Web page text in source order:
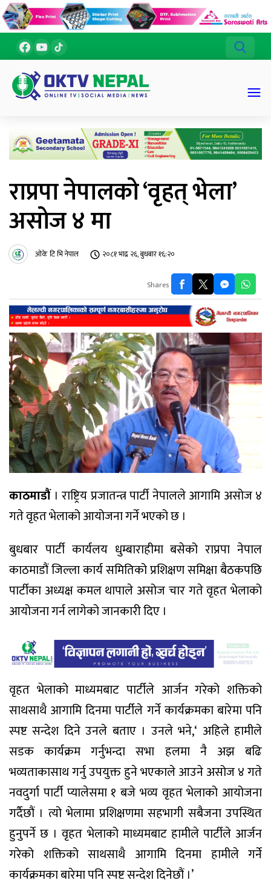
राप्रपा नेपालको ‘वृहत् भेला’
असोज ४ मा
ओके टि भि नेपाल २०८१ भाद्र २६, बुधबार १६:२०
Shares
काठमाडौं। राष्ट्रिय प्रजातन्त्र पार्टी नेपालले आगामि असोज ४
गते वृहत भेलाको आयोजना गर्ने भएको छ ।
बुधबार पार्टी कार्यलय धुम्बाराहीमा बसेको राप्रपा नेपाल
काठमाडौं जिल्ला कार्य समितिको प्रशिक्षण समिक्षा बैठकपछि
पार्टीका अध्यक्ष कमल थापाले असोज चार गते वृहत भेलाको
आयोजना गर्न लागेको जानकारी दिए ।
वृहत भेलाको माध्यमबाट पार्टीले आर्जन गरेको शक्तिको
साथसाथै आगामि दिनमा पार्टीले गर्ने कार्यक्रमका बारेमा पनि
स्पष्ट सन्देश दिने उनले बताए । उनले भने,‘ अहिले हामीले
सडक कार्यक्रम गर्नुभन्दा सभा हलमा नै अझ बढि
भव्यताकासाथ गर्नु उपयुक्त हुने भएकाले आउने असोज ४ गते
नवदुर्गा पार्टी प्यालेसमा १ बजे भव्य वृहत भेलाको आयोजना
गर्दैछौं । त्यो भेलामा प्रशिक्षणमा सहभागी सबैजना उपस्थित
हुनुपर्ने छ । वृहत भेलाको माध्यमबाट हामीले पार्टीले आर्जन
गरेको शक्तिको साथसाथै आगामि दिनमा हामीले गर्ने
कार्यक्रमका बारेमा पनि स्पष्ट सन्देश दिनेछौं ।’